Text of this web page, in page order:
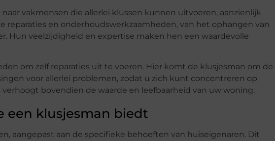
vakmensen die allerlei klussen kunnen uitvoeren, aanzienlijk
en onderhoudswerkzaamheden, van het ophangen van
Hun veelzijdigheid en expertise maken hen een waardevolle
om zelf reparaties uit te voeren. Hier komt de klusjesman om de
voor allerlei problemen, zodat u zich kunt concentreren op
bovendien de waarde en leefbaarheid van uw woning.
een klusjesman biedt
aangepast aan de specifieke behoeften van huiseigenaren. Dit